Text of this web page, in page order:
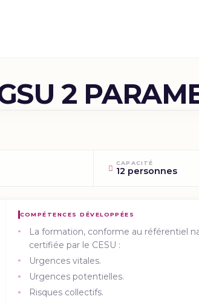
2
CAPACITÉ
12 personnes
COMPÉTENCES DÉVELOPPÉES
La formation, conforme au référentiel
certifiée par le CESU :
Urgences vitales.
Urgences potentielles.
Risques collectifs.